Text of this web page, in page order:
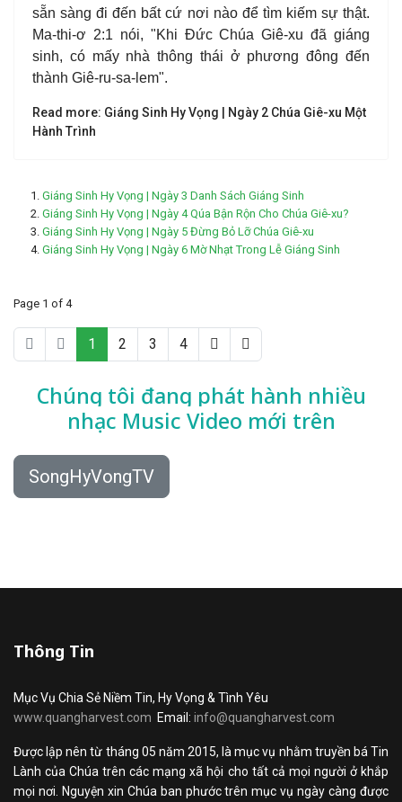
sẵn sàng đi đến bất cứ nơi nào để tìm kiếm sự thật.
Ma-thi-ơ 2:1 nói, "Khi Đức Chúa Giê-xu đã giáng
sinh, có mấy nhà thông thái ở phương đông đến
thành Giê-ru-sa-lem".
Read more: Giáng Sinh Hy Vọng | Ngày 2 Chúa Giê-xu Một
Hành Trình
Giáng Sinh Hy Vọng | Ngày 3 Danh Sách Giáng Sinh
Giáng Sinh Hy Vọng | Ngày 4 Qúa Bận Rộn Cho Chúa Giê-xu?
Giáng Sinh Hy Vọng | Ngày 5 Đừng Bỏ Lỡ Chúa Giê-xu
Giáng Sinh Hy Vọng | Ngày 6 Mờ Nhạt Trong Lễ Giáng Sinh
Page 1 of 4
1 2 3 4
Chúng tôi đang phát hành nhiều
nhạc Music Video mới trên
SongHyVongTV
Thông Tin
Mục Vụ Chia Sẻ Niềm Tin, Hy Vọng & Tình Yêu
www.quangharvest.com Email: info@quangharvest.com
Được lập nên từ tháng 05 năm 2015, là mục vụ nhằm truyền bá Tin
Lành của Chúa trên các mạng xã hội cho tất cả mọi người ở khắp
mọi nơi. Nguyện xin Chúa ban phước trên mục vụ ngày càng được